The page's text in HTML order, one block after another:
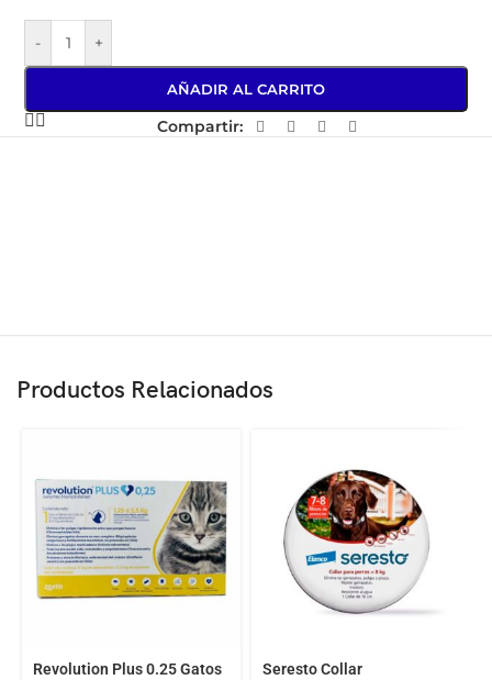
- +
AÑADIR AL CARRITO
Compartir:
Productos Relacionados
Revolution Plus 0.25 Gatos Seresto Collar